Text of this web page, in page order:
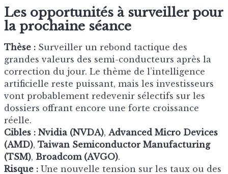
Les opportunités à surveiller pour
la prochaine séance
Thèse : Surveiller un rebond tactique des
grandes valeurs des semi-conducteurs après la
correction du jour. Le thème de l’intelligence
artificielle reste puissant, mais les investisseurs
vont probablement redevenir sélectifs sur les
dossiers offrant encore une forte croissance
réelle.
Cibles : Nvidia (NVDA), Advanced Micro Devices
(AMD), Taiwan Semiconductor Manufacturing
(TSM), Broadcom (AVGO).
Risque : Une nouvelle tension sur les taux ou des